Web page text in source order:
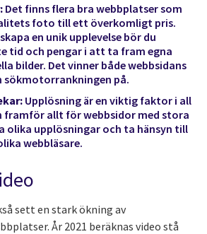
Det finns flera bra webbplatser som
foto till ett överkomligt pris.
en unik upplevelse bör du
tid och pengar i att ta fram egna
bilder. Det vinner både webbsidans
sökmotorrankningen på.
Upplösning är en viktig faktor i all
framför allt för webbsidor med stora
olika upplösningar och ta hänsyn till
webbläsare.
sett en stark ökning av
År 2021 beräknas video stå